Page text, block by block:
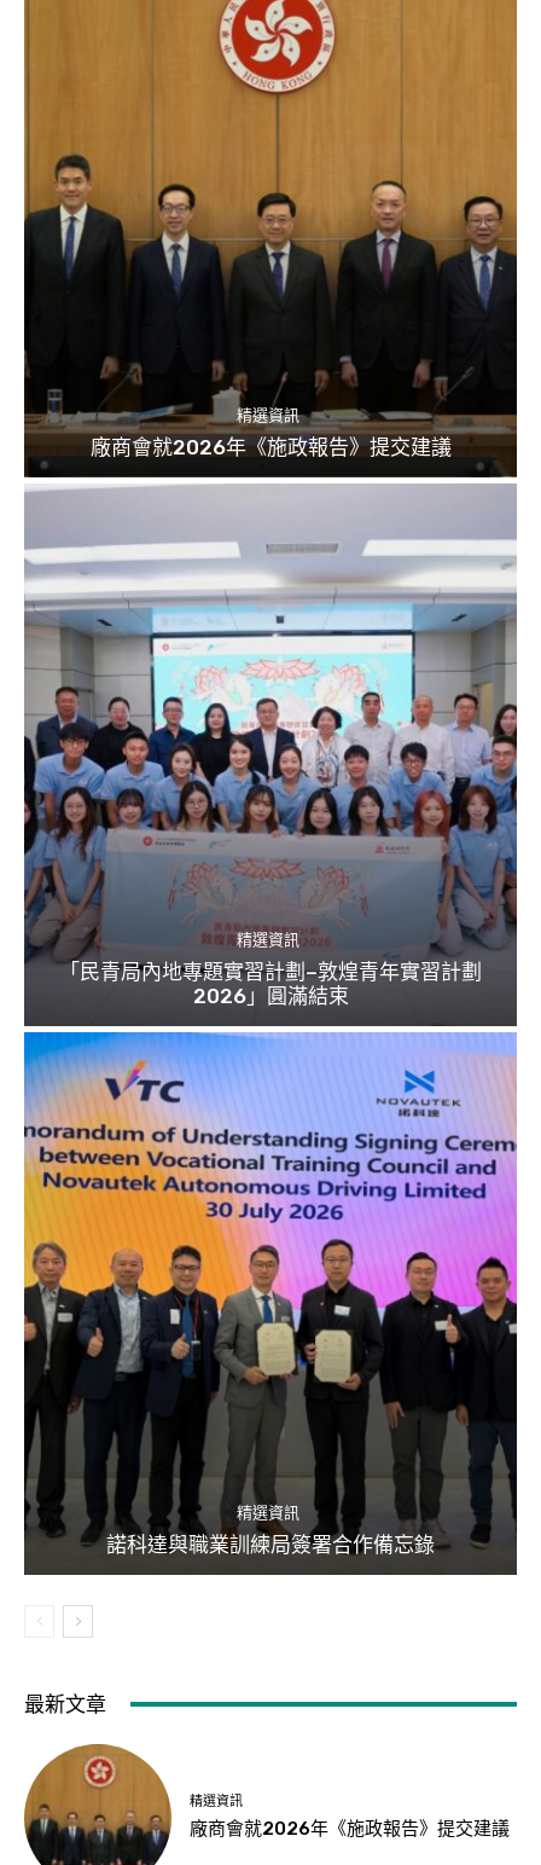
精選資訊
廠商會就2026年《施政報告》提交建議
精選資訊
「民青局內地專題實習計劃–敦煌青年實習計劃
2026」圓滿結束
精選資訊
諾科達與職業訓練局簽署合作備忘錄
最新文章
精選資訊
廠商會就2026年《施政報告》提交建議